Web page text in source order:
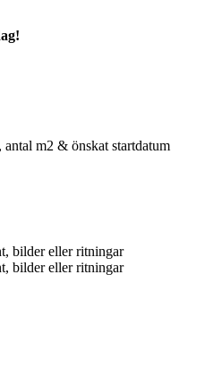
m2 & önskat startdatum
bilder eller ritningar
bilder eller ritningar